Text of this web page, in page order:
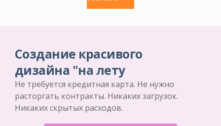
Создание красивого
дизайна "на лету
Не требуется кредитная карта. Не нужно
расторгать контракты. Никаких загрузок.
Никаких скрытых расходов.